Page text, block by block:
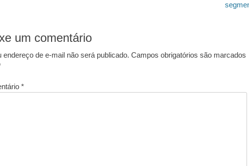
um comentário
endereço de e-mail não será publicado. Campos obrigatórios são marcados
*